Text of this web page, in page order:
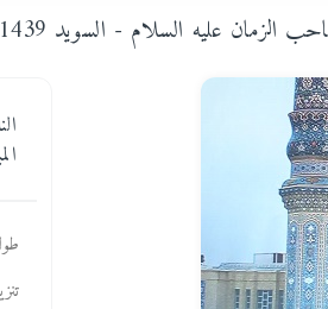
الزمان عليه السلام - السويد 1439